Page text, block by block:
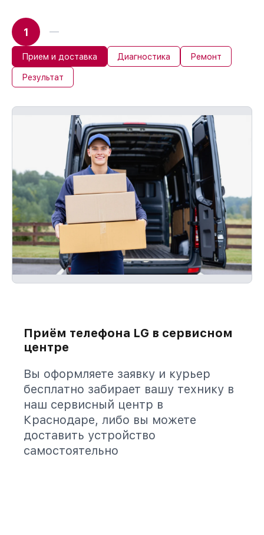
1
Прием и доставка Диагностика Ремонт
Результат
Приём телефона LG в сервисном
центре
Вы оформляете заявку и курьер
бесплатно забирает вашу технику в
наш сервисный центр в
Краснодаре, либо вы можете
доставить устройство
самостоятельно